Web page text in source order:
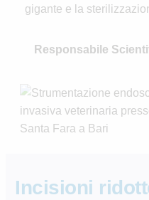
gigante e la
Responsabile
Incisioni